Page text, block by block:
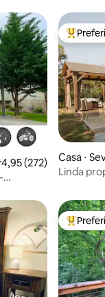
hóspedes
de uma avaliação
4,95 (272)
Entre
Casa ⋅
Linda
pessoas
hóspedes Entre